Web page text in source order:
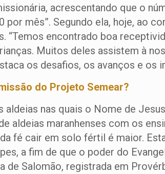
acrescentando que o
por mês”. Segundo ela, hoje, ao
“Temos encontrado boa
Muitos deles assistem à
os desafios, os avanços e os
do Projeto Semear?
aldeias nas quais o Nome de
aldeias maranhenses com os
fé cair em solo fértil é maior.
a fim de que o poder do
de Salomão, registrada em